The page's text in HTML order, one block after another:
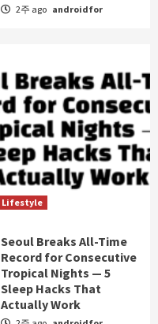
2주 ago androidfor
Lifestyle
Seoul Breaks All-Time
Record for Consecutive
Tropical Nights — 5
Sleep Hacks That
Actually Work